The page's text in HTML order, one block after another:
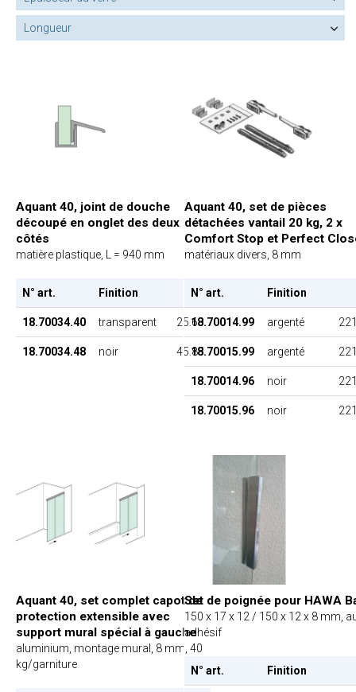
Longueur
Aquant 40, joint de douche
découpé en onglet des deux
côtés
matière plastique, L = 940 mm
N° art. Finition PU
18.70034.40 transparent 25.60
18.70034.48 noir 45.85
Aquant 40, set de pièces
détachées vantail 20 kg, 2 x
Comfort Stop et Perfect
matériaux divers, 8 mm
N° art. Finition
18.70014.99 argenté
18.70015.99 argenté
18.70014.96 noir
18.70015.96 noir
Aquant 40, set complet capot de
protection extensible avec
support mural spécial à gauche
aluminium, montage mural, 8 mm, 40
kg/garniture
Set de poignée pour HAWA
150 x 17 x 12 / 150 x 12 x 8 mm,
adhésif
N° art. Finition